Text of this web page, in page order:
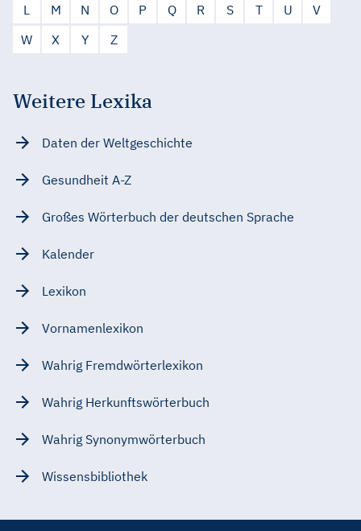
L
M N O P Q R S T U
V
W
X Y Z
Weitere Lexika
Daten der Weltgeschichte
Gesundheit A-Z
Großes Wörterbuch der deutschen Sprache
Kalender
Lexikon
Vornamenlexikon
Wahrig Fremdwörterlexikon
Wahrig Herkunftswörterbuch
Wahrig Synonymwörterbuch
Wissensbibliothek